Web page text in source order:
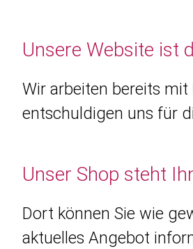
Unsere Website ist
Wir arbeiten bereits
entschuldigen uns für
Unser Shop steht
Dort können Sie wie
aktuelles Angebot